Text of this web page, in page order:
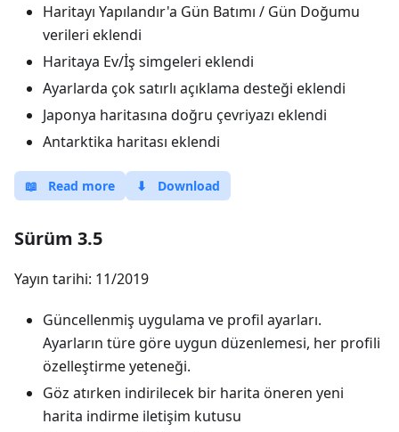
Haritayı Yapılandır'a Gün Batımı / Gün Doğumu
verileri eklendi
Haritaya Ev/İş simgeleri eklendi
Ayarlarda çok satırlı açıklama desteği eklendi
Japonya haritasına doğru çevriyazı eklendi
Antarktika haritası eklendi
📖 Read more ⬇ Download
Sürüm 3.5
Yayın tarihi: 11/2019
Güncellenmiş uygulama ve profil ayarları.
Ayarların türe göre uygun düzenlemesi, her profili
özelleştirme yeteneği.
Göz atırken indirilecek bir harita öneren yeni
harita indirme iletişim kutusu